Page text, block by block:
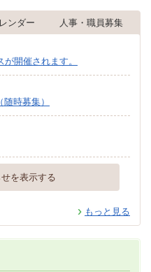
ンダー 人事・職員募集
開催されます。
時募集）
を表示する
もっと見る